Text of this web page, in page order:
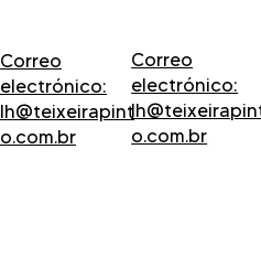
Correo
electrónico:
lh@teixeirapint
o.com.br
Correo
electrónico:
o.com.br